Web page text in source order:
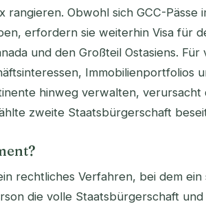
Obwohl sich GCC-Pässe
erfordern sie weiterhin Visa für
und den Großteil Ostasiens.
Immobilienportfolios
hinweg verwalten, verursacht
zweite Staatsbürgerschaft
rechtliches Verfahren, bei dem
die volle Staatsbürgerschaft und